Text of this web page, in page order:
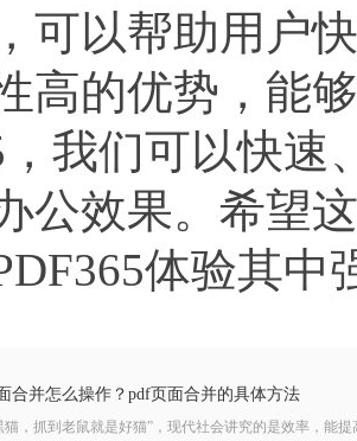
可以帮助用户
高的优势，能
，我们可以快
公效果。希望
体验其中
合并怎么操作？pdf页面合并的具体方法
抓到老鼠就是好猫”，现代社会讲究的是效率，能提